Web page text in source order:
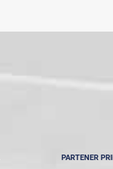
PARTENER